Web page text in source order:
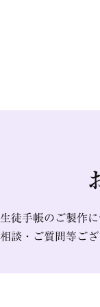
生徒手帳のご製作
談・ご質問等ご